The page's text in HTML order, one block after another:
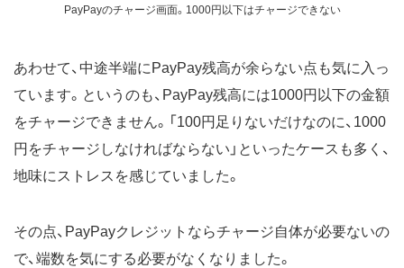
PayPayのチャージ画面。1000円以下はチャージできない
あわせて、中途半端にPayPay残高が余らない点も気に入っ
ています。というのも、PayPay残高には1000円以下の金額
をチャージできません。「100円足りないだけなのに、1000
円をチャージしなければならない」といったケースも多く、
地味にストレスを感じていました。
その点、PayPayクレジットならチャージ自体が必要ないの
で、端数を気にする必要がなくなりました。